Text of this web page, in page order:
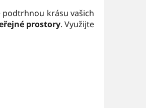
krásu vašich
prostory. Využijte